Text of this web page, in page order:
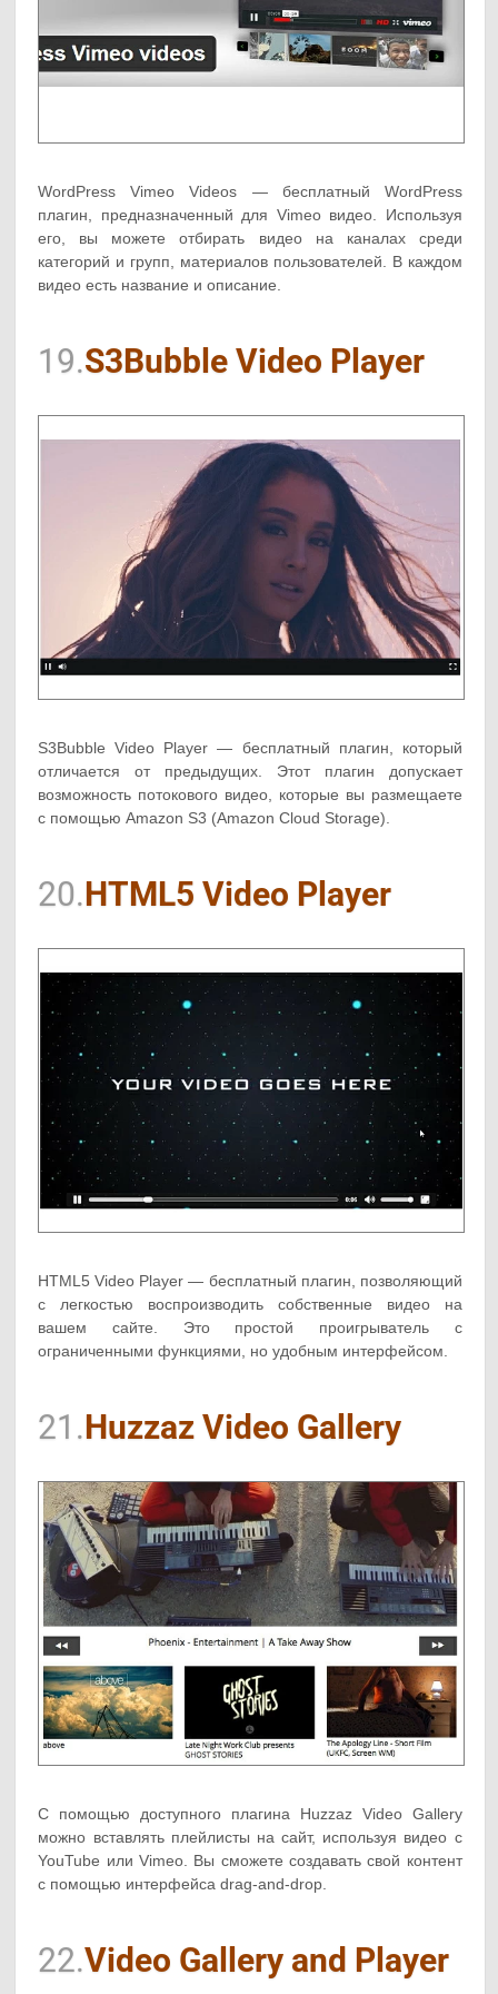
WordPress Vimeo Videos — бесплатный WordPress
плагин, предназначенный для Vimeo видео. Используя
его, вы можете отбирать видео на каналах среди
категорий и групп, материалов пользователей. В каждом
видео есть название и описание.
19.S3Bubble Video Player
S3Bubble Video Player — бесплатный плагин, который
отличается от предыдущих. Этот плагин допускает
возможность потокового видео, которые вы размещаете
с помощью Amazon S3 (Amazon Cloud Storage).
20.HTML5 Video Player
HTML5 Video Player — бесплатный плагин, позволяющий
с легкостью воспроизводить собственные видео на
вашем сайте. Это простой проигрыватель с
ограниченными функциями, но удобным интерфейсом.
21.Huzzaz Video Gallery
С помощью доступного плагина Huzzaz Video Gallery
можно вставлять плейлисты на сайт, используя видео с
YouTube или Vimeo. Вы сможете создавать свой контент
с помощью интерфейса drag-and-drop.
22.Video Gallery and Player